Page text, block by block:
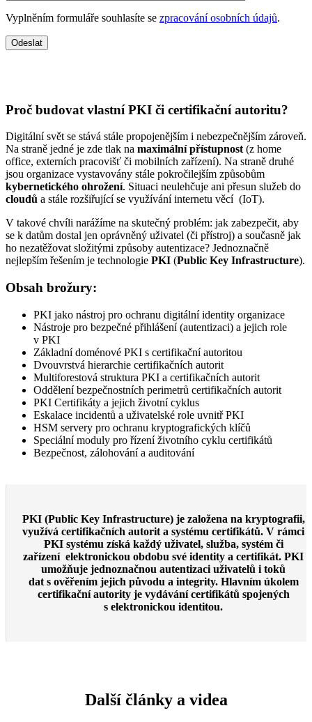
Vyplněním formuláře souhlasíte se zpracování osobních údajů.
Proč budovat vlastní PKI či certifikační autoritu?
Digitální svět se stává stále propojenějším i nebezpečnějším zároveň.
Na straně jedné je zde tlak na maximální přístupnost (z home
office, externích pracovišť či mobilních zařízení). Na straně druhé
jsou organizace vystavovány stále pokročilejším způsobům
kybernetického ohrožení. Situaci neulehčuje ani přesun služeb do
cloudů a stále rozšiřující se využívání internetu věcí (IoT).
V takové chvíli narážíme na skutečný problém: jak zabezpečit, aby
se k datům dostal jen oprávněný uživatel (či přístroj) a současně jak
ho nezatěžovat složitými způsoby autentizace? Jednoznačně
nejlepším řešením je technologie PKI (Public Key Infrastructure).
Obsah brožury:
PKI jako nástroj pro ochranu digitální identity organizace
Nástroje pro bezpečné přihlášení (autentizaci) a jejich role
v PKI
Základní doménové PKI s certifikační autoritou
Dvouvrstvá hierarchie certifikačních autorit
Multiforestová struktura PKI a certifikačních autorit
Oddělení bezpečnostních perimetrů certifikačních autorit
PKI Certifikáty a jejich životní cyklus
Eskalace incidentů a uživatelské role uvnitř PKI
HSM servery pro ochranu kryptografických klíčů
Speciální moduly pro řízení životního cyklu certifikátů
Bezpečnost, zálohování a auditování
PKI(Public Key Infrastructure) je založena na kryptografii,
využívá certifikačních autorit a systému certifikátů. V rámci
PKI systému získá každý uživatel, služba, systém či
zařízení elektronickou obdobu své identity a certifikát. PKI
umožňuje jednoznačnou autentizaci uživatelů i toků
dat s ověřením jejich původu a integrity. Hlavním úkolem
certifikační autority je vydávání certifikátů spojených
s elektronickou identitou.
Další články a videa